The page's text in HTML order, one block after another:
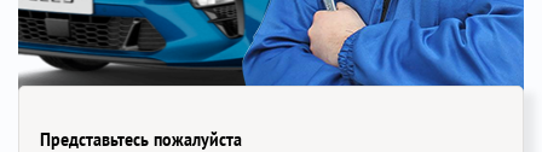
Представьтесь пожалуйста